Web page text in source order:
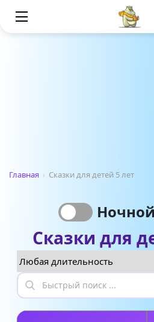
Главная › Сказки для детей 5 лет
Сказки для